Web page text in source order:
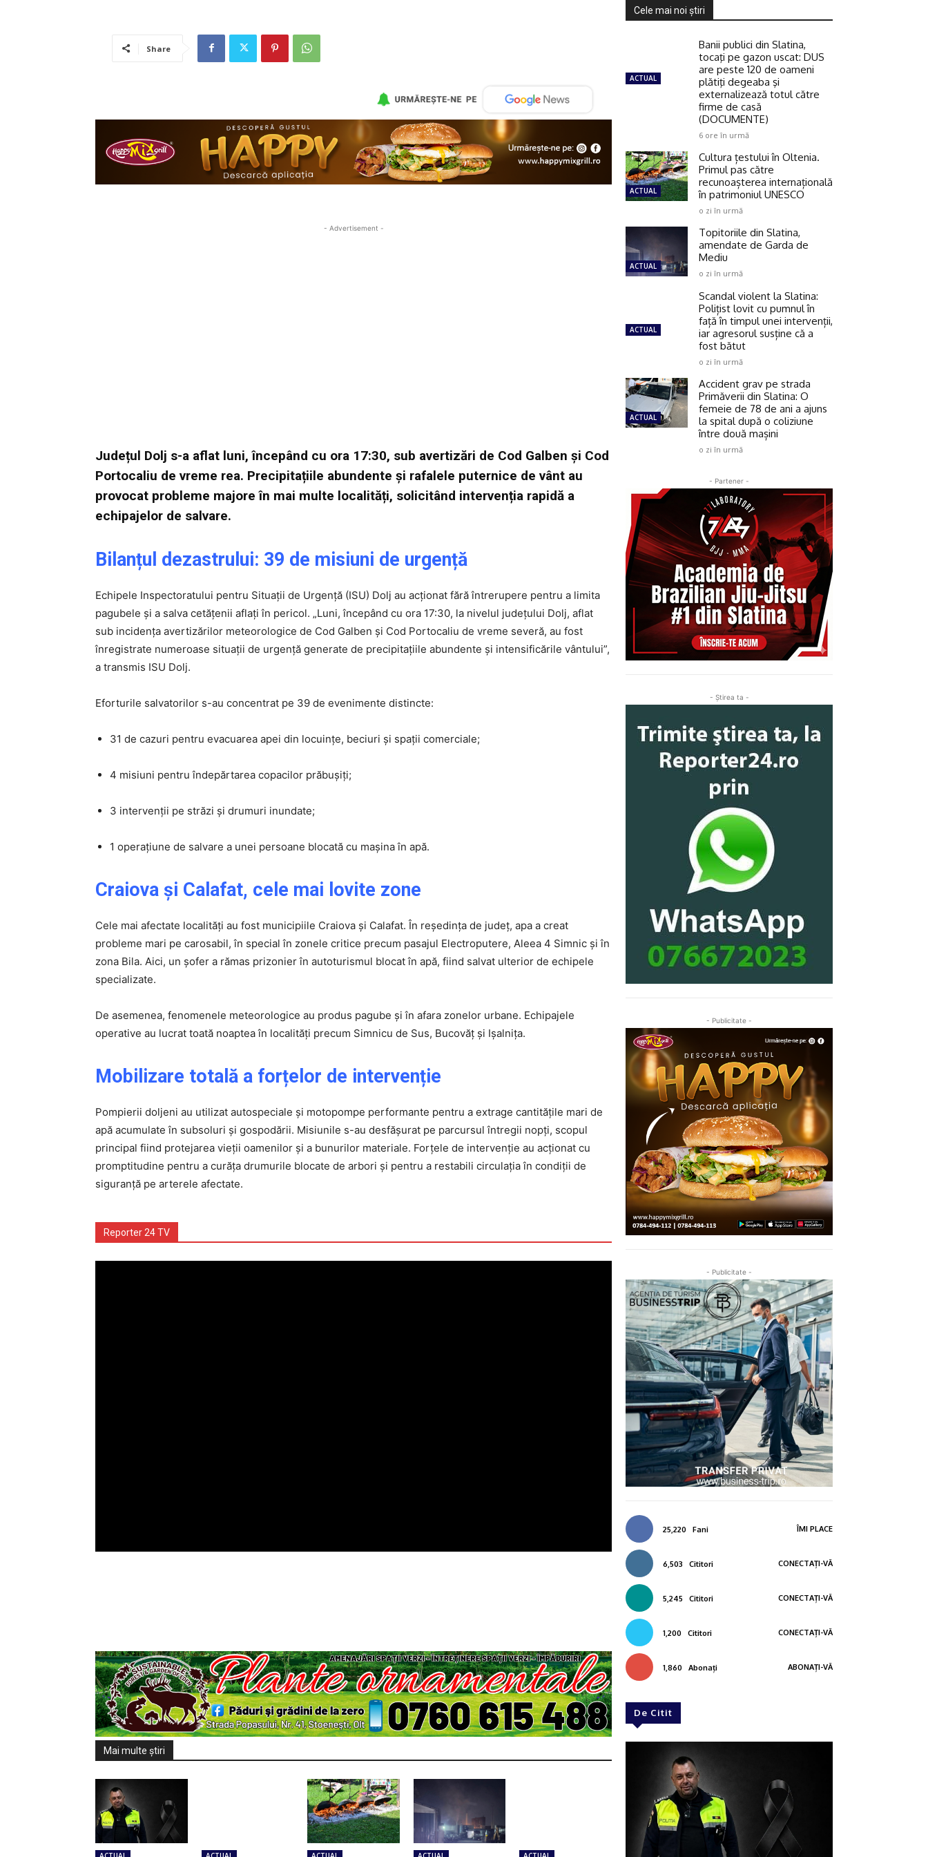
Share
- Advertisement -
Județul Dolj s-a aflat luni, începând cu ora 17:30, sub avertizări de Cod Galben și Cod
Portocaliu de vreme rea. Precipitațiile abundente și rafalele puternice de vânt au
provocat probleme majore în mai multe localități, solicitând intervenția rapidă a
echipajelor de salvare.
Bilanțul dezastrului: 39 de misiuni de urgență
Echipele Inspectoratului pentru Situații de Urgență (ISU) Dolj au acționat fără întrerupere pentru a limita
pagubele și a salva cetățenii aflați în pericol. „Luni, începând cu ora 17:30, la nivelul județului Dolj, aflat
sub incidența avertizărilor meteorologice de Cod Galben și Cod Portocaliu de vreme severă, au fost
înregistrate numeroase situații de urgență generate de precipitațiile abundente și intensificările vântului”,
a transmis ISU Dolj.
Eforturile salvatorilor s-au concentrat pe 39 de evenimente distincte:
31 de cazuri pentru evacuarea apei din locuințe, beciuri și spații comerciale;
4 misiuni pentru îndepărtarea copacilor prăbușiți;
3 intervenții pe străzi și drumuri inundate;
1 operațiune de salvare a unei persoane blocată cu mașina în apă.
Craiova și Calafat, cele mai lovite zone
Cele mai afectate localități au fost municipiile Craiova și Calafat. În reședința de județ, apa a creat
probleme mari pe carosabil, în special în zonele critice precum pasajul Electroputere, Aleea 4 Simnic și în
zona Bila. Aici, un șofer a rămas prizonier în autoturismul blocat în apă, fiind salvat ulterior de echipele
specializate.
De asemenea, fenomenele meteorologice au produs pagube și în afara zonelor urbane. Echipajele
operative au lucrat toată noaptea în localități precum Simnicu de Sus, Bucovăț și Ișalnița.
Mobilizare totală a forțelor de intervenție
Pompierii doljeni au utilizat autospeciale și motopompe performante pentru a extrage cantitățile mari de
apă acumulate în subsoluri și gospodării. Misiunile s-au desfășurat pe parcursul întregii nopți, scopul
principal fiind protejarea vieții oamenilor și a bunurilor materiale. Forțele de intervenție au acționat cu
promptitudine pentru a curăța drumurile blocate de arbori și pentru a restabili circulația în condiții de
siguranță pe arterele afectate.
Reporter 24 TV
Mai multe ştiri
Cele mai noi ştiri
ACTUAL
Banii publici din Slatina,
tocaţi pe gazon uscat: DUS
are peste 120 de oameni
plătiţi degeaba şi
externalizează totul către
firme de casă
(DOCUMENTE)
6 ore în urmă
ACTUAL
Cultura țestului în Oltenia.
Primul pas către
recunoașterea internațională
în patrimoniul UNESCO
o zi în urmă
ACTUAL
Topitoriile din Slatina,
amendate de Garda de
Mediu
o zi în urmă
ACTUAL
Scandal violent la Slatina:
Polițist lovit cu pumnul în
față în timpul unei intervenții,
iar agresorul susține că a
fost bătut
o zi în urmă
ACTUAL
Accident grav pe strada
Primăverii din Slatina: O
femeie de 78 de ani a ajuns
la spital după o coliziune
între două mașini
o zi în urmă
- Partener -
- Ştirea ta -
- Publicitate -
- Publicitate -
25,220 Fani ÎMI PLACE
6,503 Cititori CONECTAȚI-VĂ
5,245 Cititori CONECTAȚI-VĂ
1,200 Cititori CONECTAȚI-VĂ
1,860 Abonați ABONAȚI-VĂ
De Citit